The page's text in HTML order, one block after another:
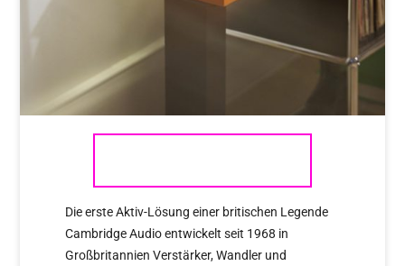
Die erste Aktiv-Lösung einer britischen Legende
Cambridge Audio entwickelt seit 1968 in
Großbritannien Verstärker, Wandler und